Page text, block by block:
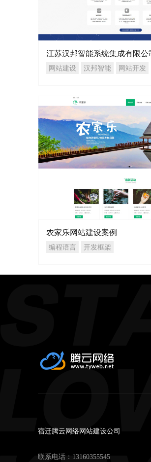
江苏汉邦智能系统集成有限公
网站建设 汉邦智能 网站开发
农家乐网站建设案例
编程语言 开发框架
宿迁腾云网络网站建设公司
联系电话： 13160355545